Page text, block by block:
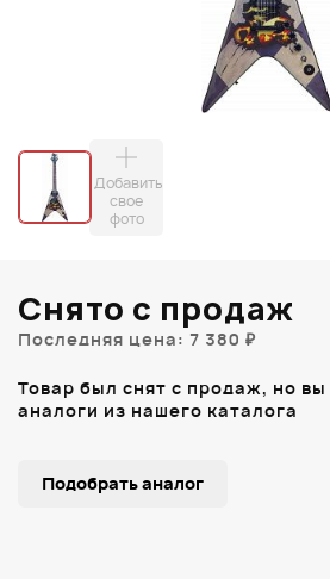
Добавить
свое
фото
Снято с продаж
Последняя цена: 7 380 ₽
Товар был снят с продаж, но
аналоги из нашего каталога
Подобрать аналог